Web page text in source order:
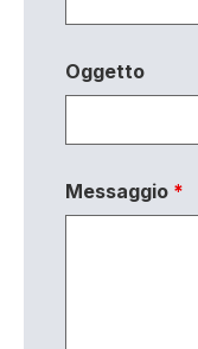
Oggetto
Messaggio *